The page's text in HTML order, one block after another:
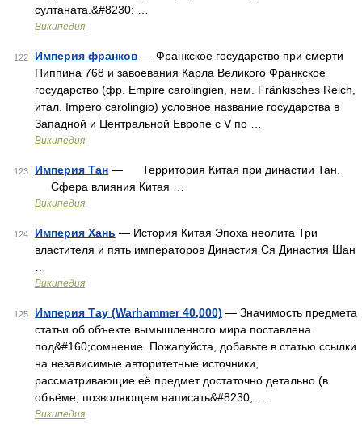
султаната.&#8230; …
Википедия
122 Империя франков — Франкское государство при смерти
Пиппина 768 и завоевания Карла Великого Франкское
государство (фр. Empire carolingien, нем. Fränkisches Reich,
итал. Impero carolingio) условное название государства в
Западной и Центральной Европе c V по …
Википедия
123 Империя Тан — Территория Китая при династии Тан.
Сфера влияния Китая …
Википедия
124 Империя Хань — История Китая Эпоха неолита Три
властителя и пять императоров Династия Ся Династия Шан
Википедия
125 Империя Тау (Warhammer 40,000) — Значимость предмета
статьи об объекте вымышленного мира поставлена
под&#160;сомнение. Пожалуйста, добавьте в статью ссылки
на независимые авторитетные источники,
рассматривающие её предмет достаточно детально (в
объёме, позволяющем написать&#8230; …
Википедия